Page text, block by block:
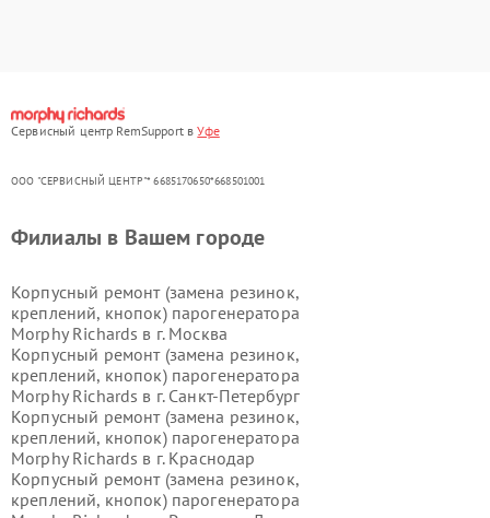
Сервисный центр RemSupport вУфе
ООО "СЕРВИСНЫЙ ЦЕНТР"* 6685170650*668501001
Филиалы в Вашем городе
Корпусный ремонт (замена резинок,
креплений, кнопок) парогенератора
Morphy Richards в г. Москва
Корпусный ремонт (замена резинок,
креплений, кнопок) парогенератора
Morphy Richards в г. Санкт-Петербург
Корпусный ремонт (замена резинок,
креплений, кнопок) парогенератора
Morphy Richards в г. Краснодар
Корпусный ремонт (замена резинок,
креплений, кнопок) парогенератора